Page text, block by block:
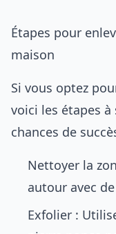
Étapes pour
maison
Si vous optez
voici les étapes
chances de
Nettoyer la
autour avec
Exfolier :